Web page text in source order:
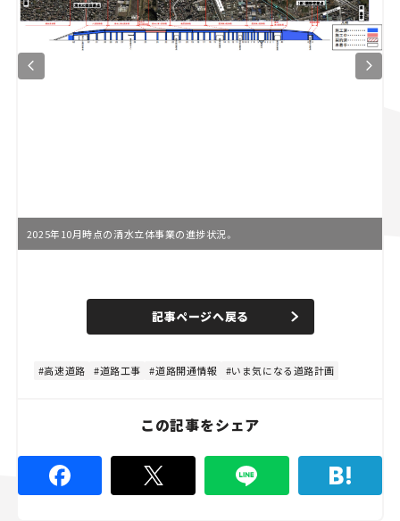
2025年10月時点の清水立体事業の進捗状況。
n
e
d
%
記事ページへ戻る
高速道路 道路工事 道路開通情報 いま気になる道路計画
この記事をシェア